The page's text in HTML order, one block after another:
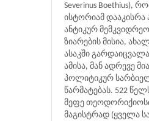
Severinus Boethius),
ისტორიამ დააკისრა
ანტიკურ
ზიარების მისია,
ასაკში
ამისა, მან ადრევე
პოლიტიკურ
წარმატებას. 522
მეფე
მაგისტრად (ყველა